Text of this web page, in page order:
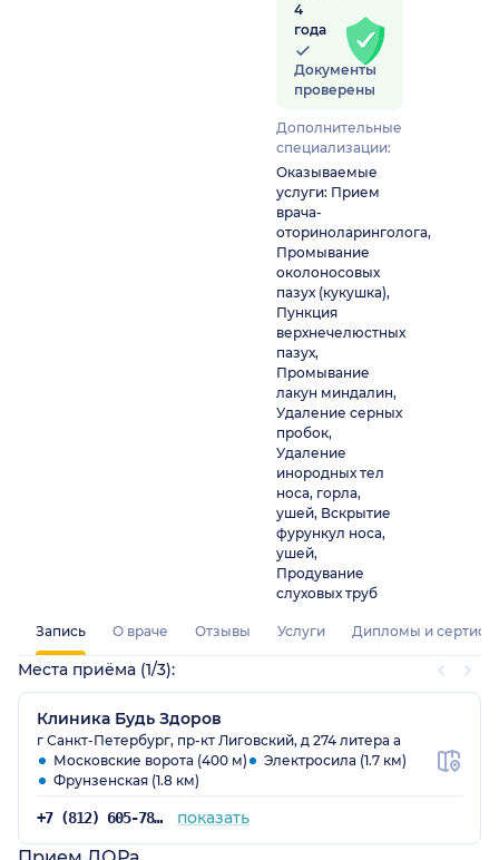
4
года
Документы
проверены
Дополнительные
специализации:
Оказываемые
услуги: Прием
врача-
оториноларинголога,
Промывание
околоносовых
пазух (кукушка),
Пункция
верхнечелюстных
пазух,
Промывание
лакун миндалин,
Удаление серных
пробок,
Удаление
инородных тел
носа, горла,
ушей, Вскрытие
фурункул носа,
ушей,
Продувание
слуховых труб
Запись О враче Отзывы Услуги Дипломы и
Места приёма (1/3):
Клиника Будь Здоров
г Санкт-Петербург, пр-кт Лиговский, д 274 литера а
Московские ворота (400 м)
Электросила (1.7 км)
Фрунзенская (1.8 км)
+7 (812) 605-78-44 показать